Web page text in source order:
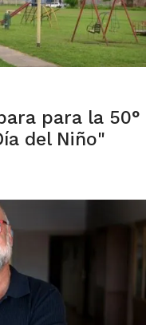
para la 50°
del Niño"